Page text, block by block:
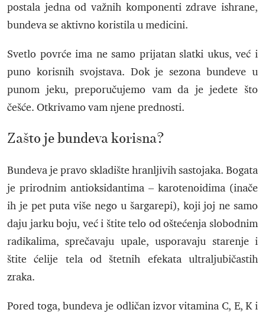
postala jedna od važnih komponenti zdrave ishrane,
bundeva se aktivno koristila u medicini.
Svetlo povrće ima ne samo prijatan slatki ukus, već i
puno korisnih svojstava. Dok je sezona bundeve u
punom jeku, preporučujemo vam da je jedete što
češće. Otkrivamo vam njene prednosti.
Zašto je bundeva korisna?
Bundeva je pravo skladište hranljivih sastojaka. Bogata
je prirodnim antioksidantima – karotenoidima (inače
ih je pet puta više nego u šargarepi), koji joj ne samo
daju jarku boju, već i štite telo od oštećenja slobodnim
radikalima, sprečavaju upale, usporavaju starenje i
štite ćelije tela od štetnih efekata ultraljubičastih
zraka.
Pored toga, bundeva je odličan izvor vitamina C, E, K i